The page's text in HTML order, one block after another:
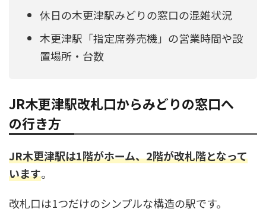
休日の木更津駅みどりの窓口の混雑状況
木更津駅「指定席券売機」の営業時間や設
置場所・台数
JR木更津駅改札口からみどりの窓口へ
の行き方
JR木更津駅は1階がホーム、2階が改札階となって
います。
改札口は1つだけのシンプルな構造の駅です。